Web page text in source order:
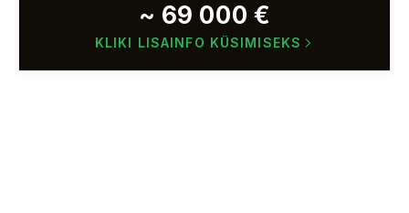
~ 69 000 €
KLIKI LISAINFO KÜSIMISEKS